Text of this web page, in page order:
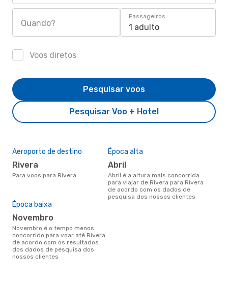
Quando?
Passageiros
1 adulto
Voos diretos
Pesquisar Voo + Hotel
Pesquisar voos
Aeroporto de destino
Rivera
Para voos para Rivera
Época alta
abril
abril é a altura mais concorrida
para viajar de Rivera para Rivera
de acordo com os dados de
pesquisa dos nossos clientes
Época baixa
novembro
novembro é o tempo menos
concorrido para voar até Rivera
de acordo com os resultados
dos dados de pesquisa dos
nossos clientes